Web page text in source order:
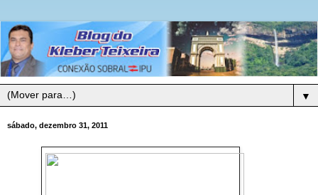
▼
sábado, dezembro 31, 2011